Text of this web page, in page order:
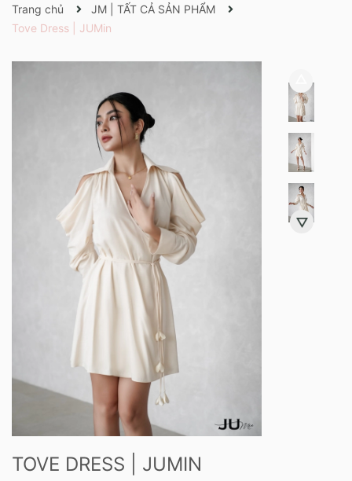
Trang chủ
JM | TẤT CẢ SẢN PHẨM
Tove Dress | JUMin
TOVE DRESS | JUMIN